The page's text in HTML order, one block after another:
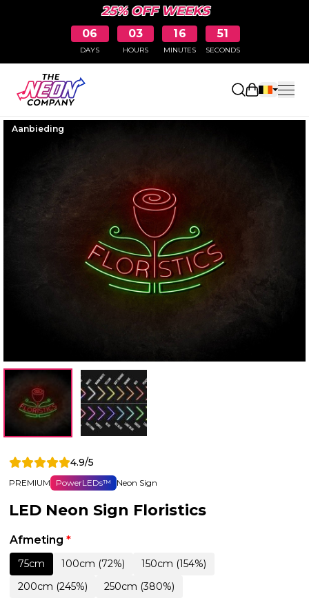
25% OFF WEEKS
06
DAYS
03
HOURS
16
MINUTES
50
SECONDS
Aanbieding
4.9/5
PREMIUM PowerLEDs™ Neon Sign
LED Neon Sign Floristics
Afmeting *
75cm 100cm (72%)
150cm (154%)
200cm (245%)
250cm (380%)